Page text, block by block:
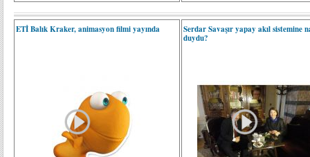
ETİ Balık Kraker, animasyon filmi yayında
Serdar Savaşır yapay akıl sistemine
duydu?